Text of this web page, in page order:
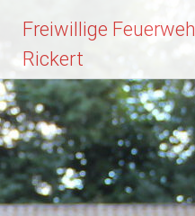
Inhalt
springen
Freiwillige
Rickert